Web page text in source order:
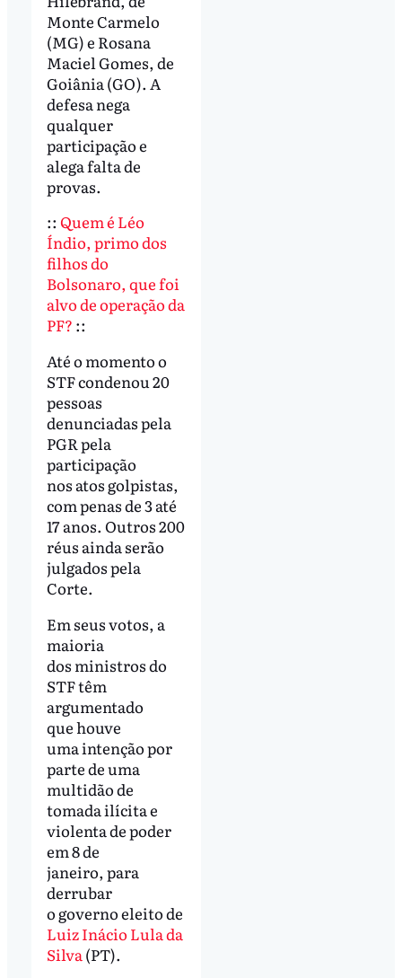
Monte Carmelo
(MG) e Rosana
Maciel Gomes, de
Goiânia (GO). A
defesa nega
qualquer
participação e
alega falta de
provas.
:: Quem é Léo
Índio, primo dos
filhos do
Bolsonaro, que foi
alvo de operação da
PF? ::
Até o momento o
STF condenou 20
pessoas
denunciadas pela
PGR pela
participação
nos atos golpistas,
com penas de 3 até
17 anos. Outros 200
réus ainda serão
julgados pela
Corte.
Em seus votos, a
maioria
dos ministros do
STF têm
argumentado
que houve
uma intenção por
parte de uma
multidão de
tomada ilícita e
violenta de poder
em 8 de
janeiro, para
derrubar
o governo eleito de
Luiz Inácio Lula da
Silva(PT).